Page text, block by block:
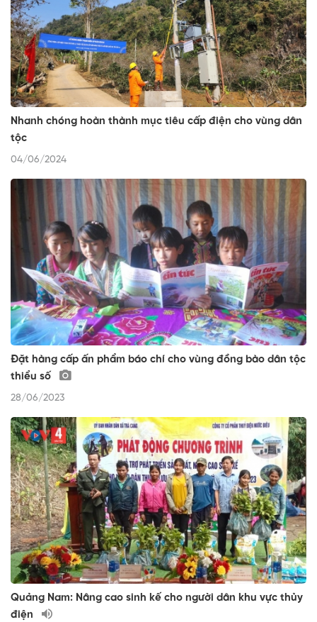
Nhanh chóng hoàn thành mục tiêu cấp điện cho vùng dân
tộc
04/06/2024
Đặt hàng cấp ấn phẩm báo chí cho vùng đồng bào dân tộc
thiểu số
28/06/2023
Quảng Nam: Nâng cao sinh kế cho người dân khu vực thủy
điện